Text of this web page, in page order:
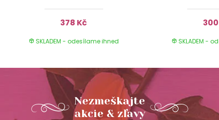
378 Kč
SKLADEM - odesílame ihned SKLADEM -
Nezmeškajte
akcie & zľavy